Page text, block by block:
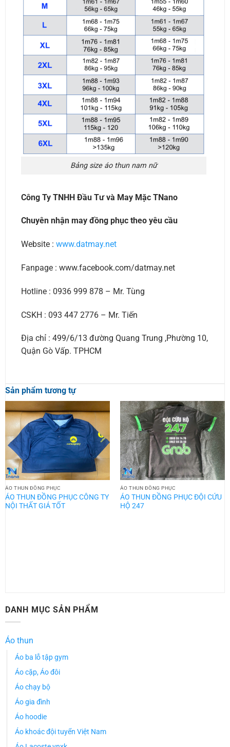
Bảng size áo thun nam nữ
Công Ty TNHH Đầu Tư và May Mặc TNano
Chuyên nhận may đồng phục theo yêu cầu
Website : www.datmay.net
Fanpage : www.facebook.com/datmay.net
Hotline : 0936 999 878 – Mr. Tùng
CSKH : 093 447 2776 – Mr. Tiến
Địa chỉ : 499/6/13 đường Quang Trung ,Phường 10,
Quận Gò Vấp. TPHCM
Sản phẩm tương tự
ÁO THUN ĐỒNG PHỤC
ÁO THUN ĐỒNG PHỤC CÔNG TY
NỘI THẤT GIÁ TỐT
ÁO THUN ĐỒNG PHỤC
ÁO THUN ĐỒNG PHỤC ĐỘI CỨU
HỘ 247
DANH MỤC SẢN PHẨM
Áo thun
Áo ba lỗ tập gym
Áo cặp, Áo đôi
Áo chạy bộ
Áo gia đình
Áo hoodie
Áo khoác đội tuyển Việt Nam